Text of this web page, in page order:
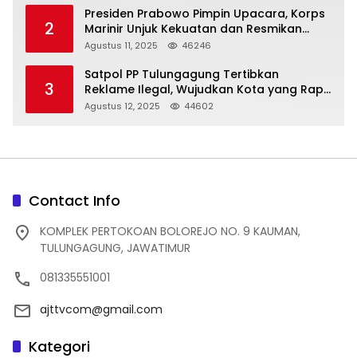
2
Presiden Prabowo Pimpin Upacara, Korps
Marinir Unjuk Kekuatan dan Resmikan
Struktur Baru
Agustus 11, 2025 46246
3
Satpol PP Tulungagung Tertibkan
Reklame Ilegal, Wujudkan Kota yang Rapi
dan Indah
Agustus 12, 2025 44602
Contact Info
KOMPLEK PERTOKOAN BOLOREJO NO. 9 KAUMAN,
TULUNGAGUNG, JAWATIMUR
081335551001
ajttvcom@gmail.com
Kategori